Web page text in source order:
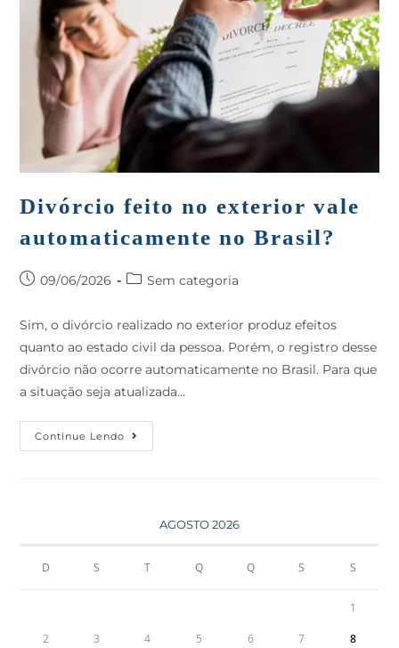
Divórcio feito no exterior vale
automaticamente no Brasil?
09/06/2026 Sem categoria
Sim, o divórcio realizado no exterior produz efeitos
quanto ao estado civil da pessoa. Porém, o registro desse
divórcio não ocorre automaticamente no Brasil. Para que
a situação seja atualizada…
Continue Lendo
AGOSTO 2026
D S T Q Q S S
1
2 3 4 5 6 7 8